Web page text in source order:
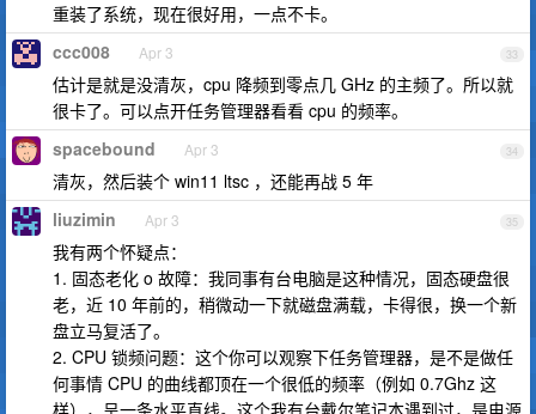
重装了系统，现在很好用，一点不卡。
33
ccc008 Apr 3
估计是就是没清灰，cpu 降频到零点几 GHz 的主频了。所以就
很卡了。可以点开任务管理器看看 cpu 的频率。
34
spacebound Apr 3
清灰，然后装个 win11 ltsc ，还能再战 5 年
35
liuzimin Apr 3
我有两个怀疑点：
1. 固态老化 o 故障：我同事有台电脑是这种情况，固态硬盘很
老，近 10 年前的，稍微动一下就磁盘满载，卡得很，换一个新
盘立马复活了。
2. CPU 锁频问题：这个你可以观察下任务管理器，是不是做任
何事情 CPU 的曲线都顶在一个很低的频率（例如 0.7Ghz 这
样），呈一条水平直线。这个我有台戴尔笔记本遇到过，是电源